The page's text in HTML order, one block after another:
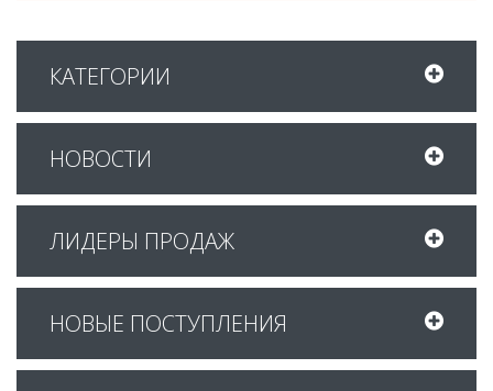
КАТЕГОРИИ
НОВОСТИ
ЛИДЕРЫ ПРОДАЖ
НОВЫЕ ПОСТУПЛЕНИЯ